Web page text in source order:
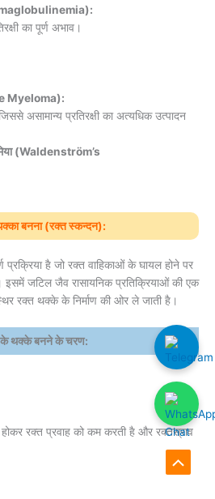
का पूर्ण अभाव।
Myeloma):
असामान्य प्रतिरक्षी का अत्यधिक उत्पादन
(Waldenström’s
बनना (रक्त स्कन्दन):
प्रक्रिया है जो रक्त वाहिकाओं के घायल होने पर
इसमें जटिल जैव रासायनिक प्रतिक्रियाओं की एक
रक्त थक्के के निर्माण की ओर ले जाती है।
के थक्के बनने के चरण:
रक्त प्रवाह को कम करती है और रक्तस्राव
Scroll